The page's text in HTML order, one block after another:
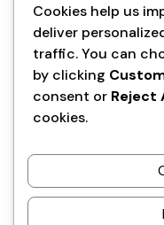
Cookies help us
deliver
traffic. You can
by clicking
consent or Reject
cookies.